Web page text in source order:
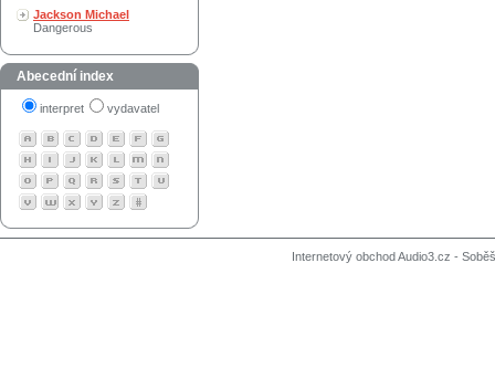
Jackson Michael
Dangerous
Abecední index
interpret vydavatel
Internetový obchod Audio3.cz -